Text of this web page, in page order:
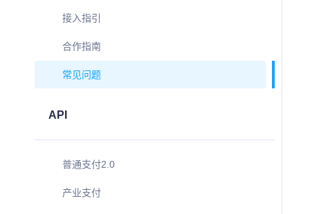
接入指引
合作指南
常见问题
API
普通支付2.0
产业支付